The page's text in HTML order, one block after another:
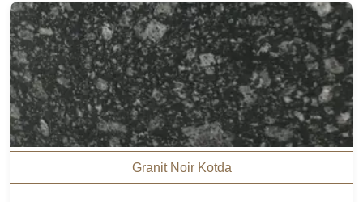
Granit Noir Kotda